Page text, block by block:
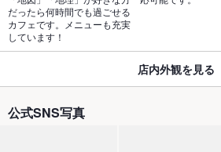
だったら何時間でも過ごせる
カフェです。メニューも充実
しています！
店内外観を見る
公式SNS写真